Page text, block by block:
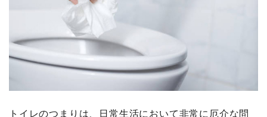
トイレのつまりは、日常生活において非常に厄介な問